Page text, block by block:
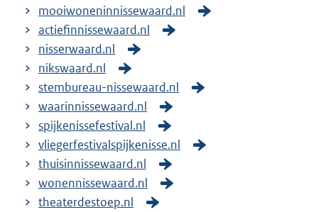
mooiwoneninnissewaard.nl
actiefinnissewaard.nl
nisserwaard.nl
nikswaard.nl
stembureau-nissewaard.nl
waarinnissewaard.nl
spijkenissefestival.nl
vliegerfestivalspijkenisse.nl
thuisinnissewaard.nl
wonennissewaard.nl
theaterdestoep.nl